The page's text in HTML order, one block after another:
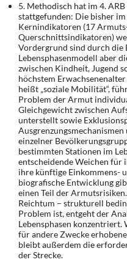
5. Methodisch hat im 4.
stattgefunden: Die bisher
Kernindikatoren (17
Querschnittsindikato­ren)
Vordergrund sind durch die
Lebensphasenmodell aber
zwischen Kindheit, Jugend
höchstem
heißt „soziale Mobilität“,
Problem der Armut
Gleichgewicht zwischen
unterstellt sowie
einzelner
bestimmten Stationen im
entscheidende Weichen für
ihre künftige Einkommens-
biografische Entwicklung
einen Teil der
Reichtum – strukturell
Problem ist, entgeht der
Lebens­phasen konzentriert.
für andere Zwecke
bleibt außerdem die
der Strecke.